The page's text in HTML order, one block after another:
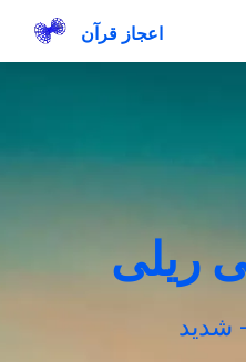
اعجاز قرآن
ریلی
شدید